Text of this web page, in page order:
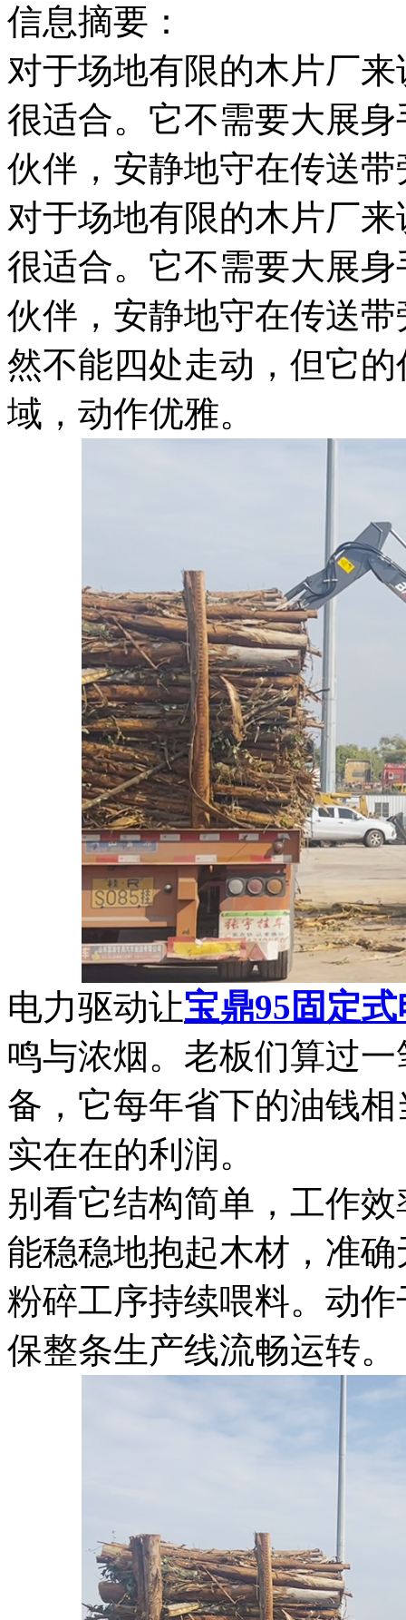
信息摘要：
对于场地有限的木片厂
很适合。它不需要大展
伙伴，安静地守在传送
对于场地有限的木片厂来
很适合。它不需要大展
伙伴，安静地守在传送
然不能四处走动，但它
域，动作优雅。
电力驱动让宝鼎95固定
鸣与浓烟。老板们算过
备，它每年省下的油钱
实在在的利润。
别看它结构简单，工作
能稳稳地抱起木材，准
粉碎工序持续喂料。动
保整条生产线流畅运转。